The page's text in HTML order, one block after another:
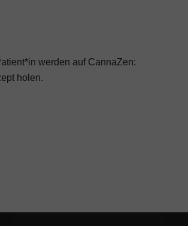
werden auf CannaZen:
holen.